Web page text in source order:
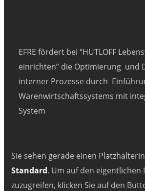
EFRE fördert bei “HUTLOFF
einrichten” die Optimierung und
interner Prozesse durch
Warenwirtschaftssystems mit
System
Sie sehen gerade einen
Standard. Um auf den eigentlichen
zuzugreifen, klicken Sie auf den